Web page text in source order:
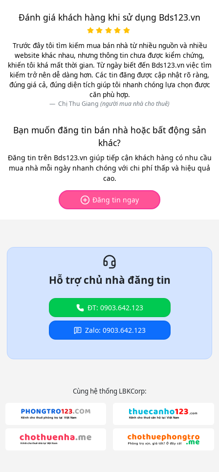
Đánh giá khách hàng khi sử dụng Bds123.vn
Trước đây tôi tìm kiếm mua bán nhà từ nhiều nguồn và nhiều
website khác nhau, nhưng thông tin chưa được kiểm chứng,
khiến tôi khá mất thời gian. Từ ngày biết đến Bds123.vn việc tìm
kiếm trở nên dễ dàng hơn. Các tin đăng được cập nhật rõ ràng,
đúng giá cả, đúng diện tích giúp tôi nhanh chóng lựa chọn được
căn phù hợp.
Chị Thu Giang (người mua nhà cho thuê)
Bạn muốn đăng tin bán nhà hoặc bất động sản
khác?
Đăng tin trên Bds123.vn giúp tiếp cận khách hàng có nhu cầu
mua nhà mỗi ngày nhanh chóng với chi phí thấp và hiệu quả
cao.
Đăng tin ngay
Hỗ trợ chủ nhà đăng tin
ĐT: 0903.642.123
Zalo: 0903.642.123
Cùng hệ thống LBKCorp: